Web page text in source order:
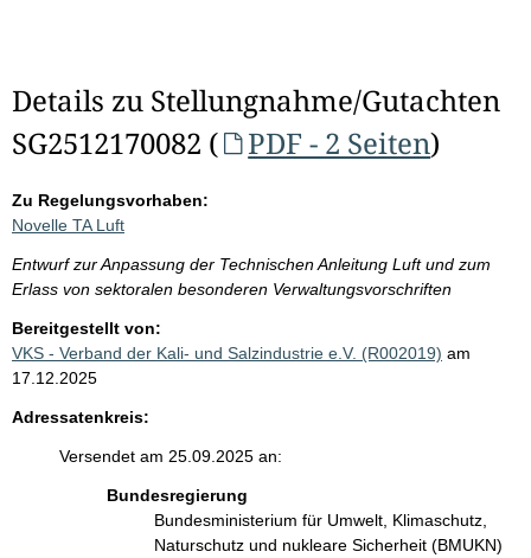
Details zu Stellungnahme/Gutachten
SG2512170082 (
PDF - 2 Seiten)
Zu Regelungsvorhaben:
Novelle TA Luft
Entwurf zur Anpassung der Technischen Anleitung Luft und zum
Erlass von sektoralen besonderen Verwaltungsvorschriften
Bereitgestellt von:
VKS - Verband der Kali- und Salzindustrie e.V. (R002019) am
17.12.2025
Adressatenkreis:
Versendet am 25.09.2025 an:
Bundesregierung
Bundesministerium für Umwelt, Klimaschutz,
Naturschutz und nukleare Sicherheit (BMUKN)